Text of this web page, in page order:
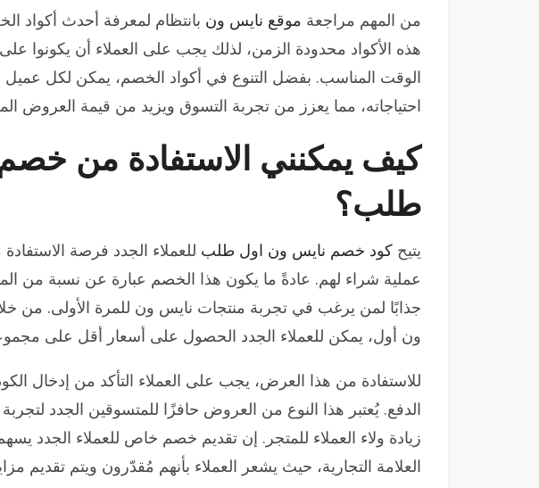
من المهم مراجعة موقع نايس ون بانتظام لمعرفة أحدث أكواد
هذه الأكواد محدودة الزمن، لذلك يجب على العملاء أن يكونوا
الوقت المناسب. بفضل التنوع في أكواد الخصم، يمكن لكل عميل
احتياجاته، مما يعزز من تجربة التسوق ويزيد من قيمة العروض
كيف يمكنني الاستفادة من
طلب؟
يتيح كود خصم نايس ون اول طلب للعملاء الجدد فرصة
عملية شراء لهم. عادةً ما يكون هذا الخصم عبارة عن نسبة من
جذابًا لمن يرغب في تجربة منتجات نايس ون للمرة الأولى. من
ون أول، يمكن للعملاء الجدد الحصول على أسعار أقل على
للاستفادة من هذا العرض، يجب على العملاء التأكد من إدخال
الدفع. يُعتبر هذا النوع من العروض حافزًا للمتسوقين الجدد
زيادة ولاء العملاء للمتجر. إن تقديم خصم خاص للعملاء الجدد
العلامة التجارية، حيث يشعر العملاء بأنهم مُقدّرون ويتم تقديم